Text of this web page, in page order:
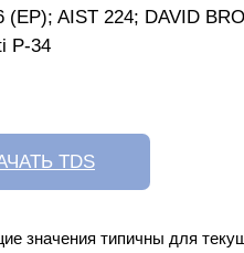
TDS
(EP); AIST 224; DAVID
P-34
значения типичны для